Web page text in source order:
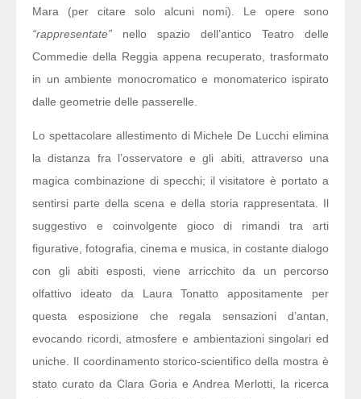
Mara (per citare solo alcuni nomi). Le opere sono
“rappresentate” nello spazio dell’antico Teatro delle
Commedie della Reggia appena recuperato, trasformato
in un ambiente monocromatico e monomaterico ispirato
dalle geometrie delle passerelle.
Lo spettacolare allestimento di Michele De Lucchi elimina
la distanza fra l’osservatore e gli abiti, attraverso una
magica combinazione di specchi; il visitatore è portato a
sentirsi parte della scena e della storia rappresentata. Il
suggestivo e coinvolgente gioco di rimandi tra arti
figurative, fotografia, cinema e musica, in costante dialogo
con gli abiti esposti, viene arricchito da un percorso
olfattivo ideato da Laura Tonatto appositamente per
questa esposizione che regala sensazioni d’antan,
evocando ricordi, atmosfere e ambientazioni singolari ed
uniche. Il coordinamento storico-scientifico della mostra è
stato curato da Clara Goria e Andrea Merlotti, la ricerca